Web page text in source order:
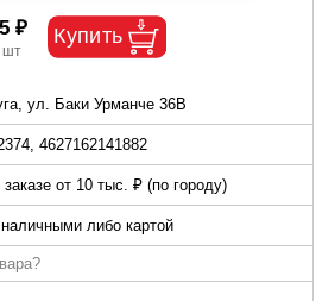
₽
ул. Баки Урманче 36В
4627162141882
от 10 тыс. ₽ (по городу)
либо картой